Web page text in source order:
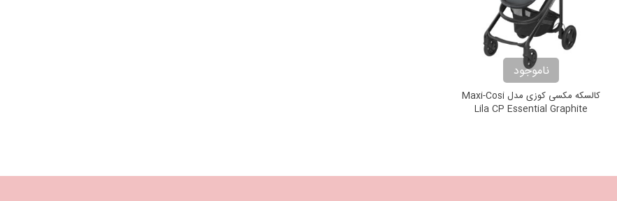
ناموجود
کالسکه مکسی کوزی مدل Maxi-Cosi
Lila CP Essential Graphite